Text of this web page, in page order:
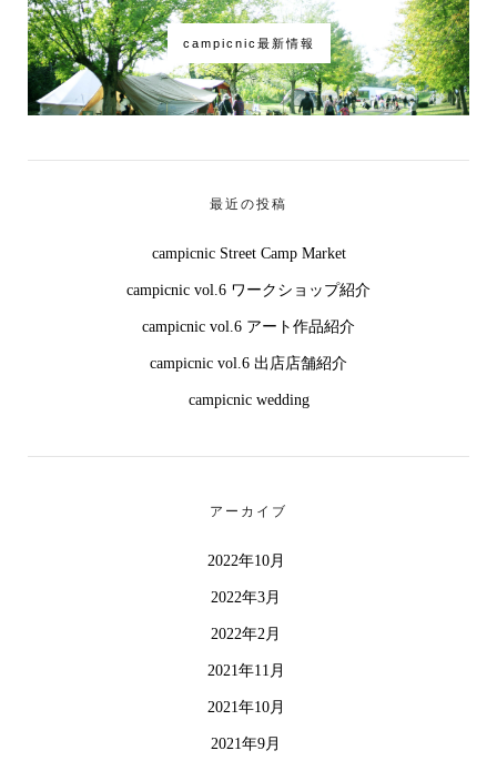
campicnic最新情報
最近の投稿
campicnic Street Camp Market
campicnic vol.6 ワークショップ紹介
campicnic vol.6 アート作品紹介
campicnic vol.6 出店店舗紹介
campicnic wedding
アーカイブ
2022年10月
2022年3月
2022年2月
2021年11月
2021年10月
2021年9月